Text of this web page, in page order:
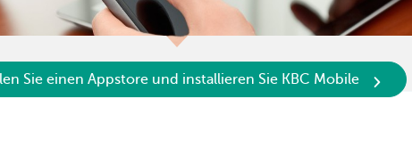
Sie einen Appstore und installieren Sie KBC Mobile